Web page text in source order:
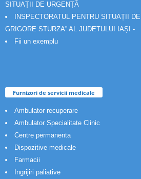
SITUAȚII DE URGENȚĂ
INSPECTORATUL PENTRU SITUAȚII
GRIGORE STURZA” AL JUDETULUI IAȘI -
Fii un exemplu
Furnizori de servicii medicale
Ambulator recuperare
Ambulator Specialitate Clinic
Centre permanenta
Dispozitive medicale
Farmacii
Ingrijiri paliative